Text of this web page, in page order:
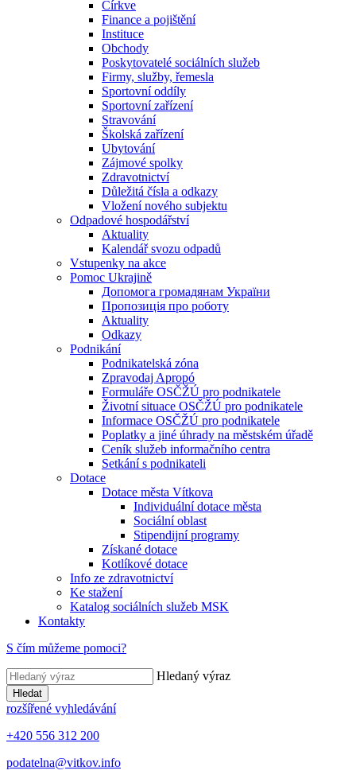
Církve
Finance a pojištění
Instituce
Obchody
Poskytovatelé sociálních služeb
Firmy, služby, řemesla
Sportovní oddíly
Sportovní zařízení
Stravování
Školská zařízení
Ubytování
Zájmové spolky
Zdravotnictví
Důležitá čísla a odkazy
Vložení nového subjektu
Odpadové hospodářství
Aktuality
Kalendář svozu odpadů
Vstupenky na akce
Pomoc Ukrajině
Допомога громадянам України
Пропозиція про роботу
Aktuality
Odkazy
Podnikání
Podnikatelská zóna
Zpravodaj Apropó
Formuláře OSČŽÚ pro podnikatele
Životní situace OSČŽÚ pro podnikatele
Informace OSČŽÚ pro podnikatele
Poplatky a jiné úhrady na městském úřadě
Ceník služeb informačního centra
Setkání s podnikateli
Dotace
Dotace města Vítkova
Individuální dotace města
Sociální oblast
Stipendijní programy
Získané dotace
Kotlíkové dotace
Info ze zdravotnictví
Ke stažení
Katalog sociálních služeb MSK
Kontakty
S čím můžeme pomoci?
Hledaný výraz
Hledat
rozšířené vyhledávání
+420 556 312 200
podatelna@vitkov.info